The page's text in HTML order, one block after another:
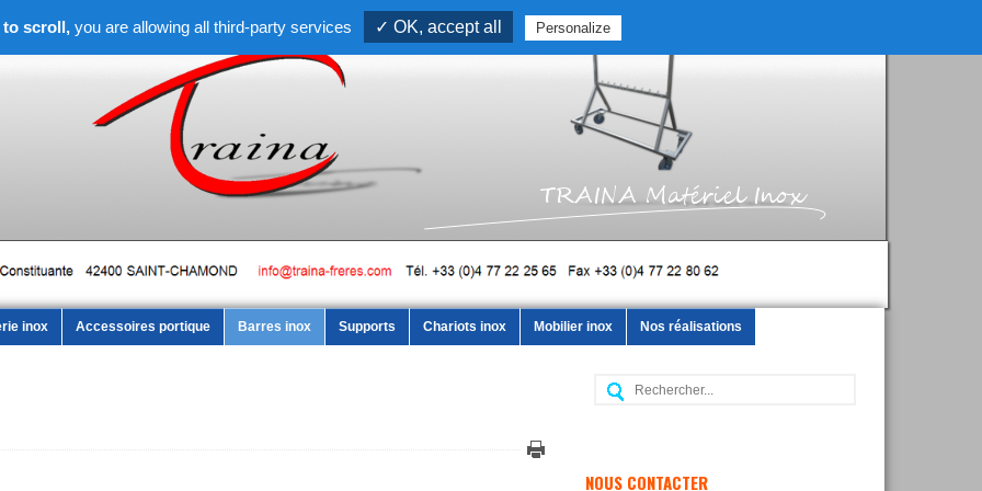
inox Accessoires portique Barres inox Supports Chariots inox Mobilier inox Nos réalisations
Recherche:
NOUS CONTACTER
scroll, you are allowing all third-party services ✓ OK, accept all Personalize